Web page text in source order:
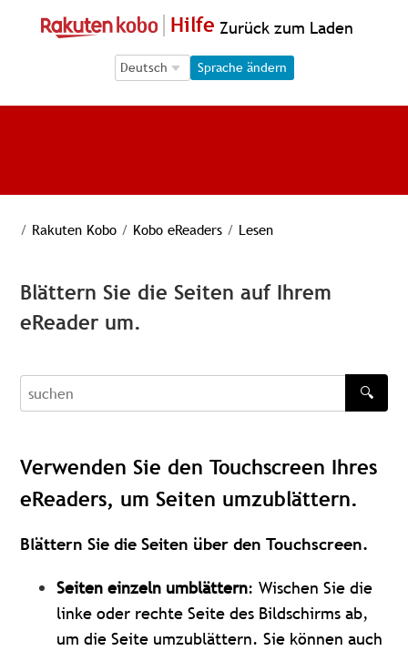
Hilfe Zurück zum Laden
Language Selection
Language Selection
Sprache ändern
/ Rakuten Kobo / Kobo eReaders / Lesen
Blättern Sie die Seiten auf Ihrem
eReader um.
recherche
🔍
Verwenden Sie den Touchscreen Ihres
eReaders, um Seiten umzublättern.
Blättern Sie die Seiten über den Touchscreen.
Seiten einzeln umblättern: Wischen Sie die
linke oder rechte Seite des Bildschirms ab,
um die Seite umzublättern. Sie können auch